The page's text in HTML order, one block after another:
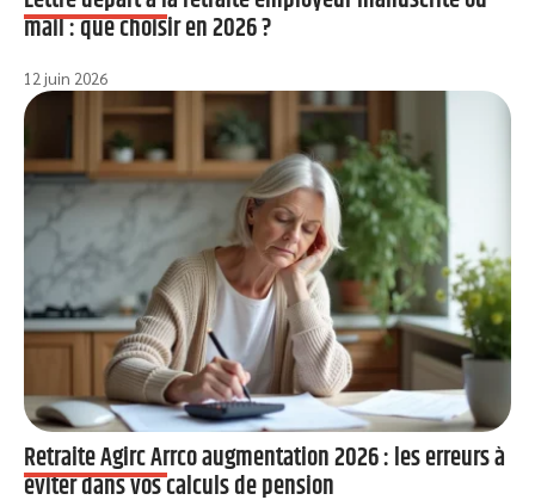
mail : que choisir en 2026 ?
12 juin 2026
Retraite Agirc Arrco augmentation 2026 : les erreurs à
éviter dans vos calculs de pension